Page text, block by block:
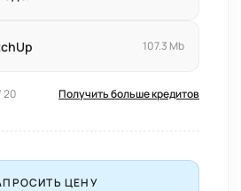
107.3 Mb
20 Получить больше кредитов
ЦЕНУ